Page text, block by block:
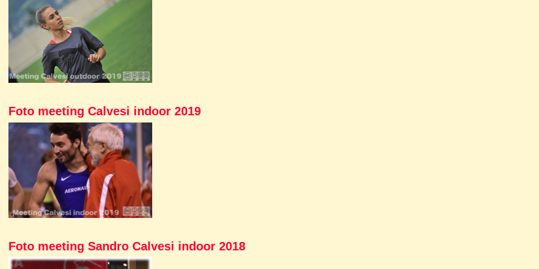
Foto meeting Calvesi indoor 2019
Foto meeting Sandro Calvesi indoor 2018